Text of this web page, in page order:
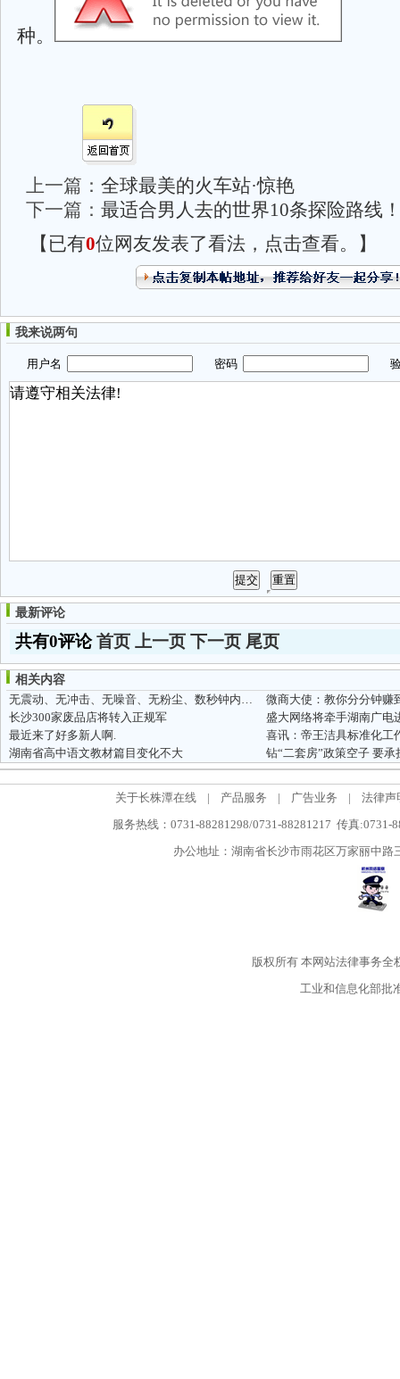
种。
上一篇： 全球最美的火车站·惊艳
下一篇： 最适合男人去的世界10条探险路线
【已有0位网友发表了看法，点击查看。】
我来说两句
用户名 密码 验
最新评论
共有0评论首页 上一页 下一页 尾页
相关内容
无震动、无冲击、无噪音、无粉尘、数秒钟内可完成分裂
微商大使：教你分分钟赚
长沙300家废品店将转入正规军
盛大网络将牵手湖南广电
最近来了好多新人啊.
喜讯：帝王洁具标准化工
湖南省高中语文教材篇目变化不大
钻“二套房”政策空子 要
关于长株潭在线 | 产品服务 | 广告业务 |
法律声
服务热线：0731-88281298/0731-88281217 传真:0731-
办公地址：湖南省长沙市雨花区万家丽中
版权所有本网站法律事务全
工业和信息化部批